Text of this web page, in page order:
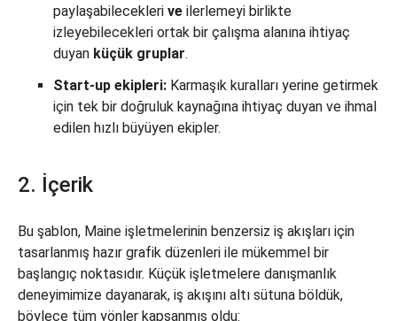
paylaşabilecekleri ve ilerlemeyi birlikte
izleyebilecekleri ortak bir çalışma alanına ihtiyaç
duyan küçük gruplar.
Start-up ekipleri: Karmaşık kuralları yerine getirmek
için tek bir doğruluk kaynağına ihtiyaç duyan ve ihmal
edilen hızlı büyüyen ekipler.
2. İçerik
Bu şablon, Maine işletmelerinin benzersiz iş akışları için
tasarlanmış hazır grafik düzenleri ile mükemmel bir
başlangıç noktasıdır. Küçük işletmelere danışmanlık
deneyimimize dayanarak, iş akışını altı sütuna böldük,
böylece tüm yönler kapsanmış oldu: